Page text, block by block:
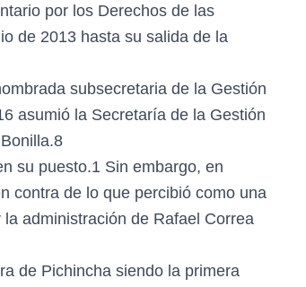
por los Derechos de las
de 2013 hasta su salida de la
subsecretaria de la Gestión
asumió la Secretaría de la Gestión
su puesto.1 Sin embargo, en
contra de lo que percibió como una
administración de Rafael Correa
de Pichincha siendo la primera